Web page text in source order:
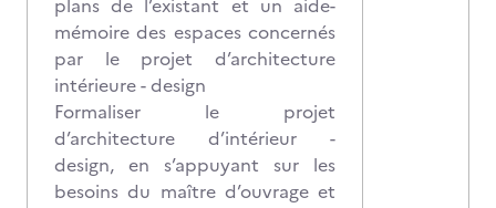
plans de l’existant et un aide-
mémoire des espaces concernés
par le projet d’architecture
intérieure - design
Formaliser le projet
d’architecture d’intérieur -
design, en s’appuyant sur les
besoins du maître d’ouvrage et